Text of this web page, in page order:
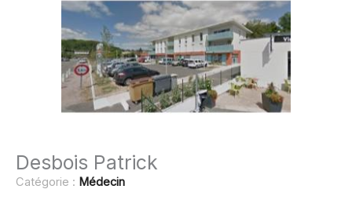
Desbois Patrick
Catégorie : Médecin